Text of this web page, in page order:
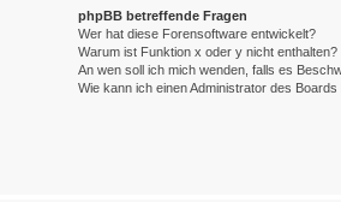
phpBB betreffende Fragen
Wer hat diese Forensoftware entwickelt?
Warum ist Funktion x oder y nicht enthalten?
An wen soll ich mich wenden, falls es
Wie kann ich einen Administrator des